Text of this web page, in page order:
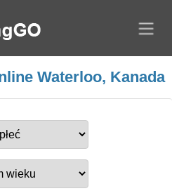
Waterloo, Kanada